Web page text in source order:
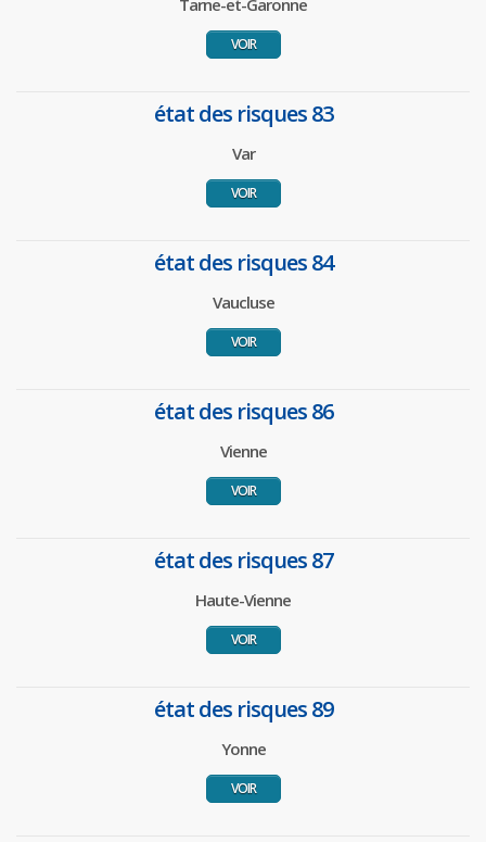
Tarne-et-Garonne
VOIR
état des risques 83
Var
VOIR
état des risques 84
Vaucluse
VOIR
état des risques 86
Vienne
VOIR
état des risques 87
Haute-Vienne
VOIR
état des risques 89
Yonne
VOIR